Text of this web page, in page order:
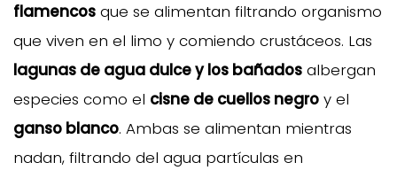
flamencos que se alimentan filtrando organismo
que viven en el limo y comiendo crustáceos. Las
lagunas de agua dulce y los bañados albergan
especies como el cisne de cuellos negro y el
ganso blanco. Ambas se alimentan mientras
nadan, filtrando del agua partículas en